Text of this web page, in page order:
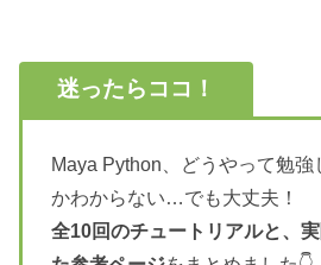
迷ったらココ！
Maya Python、どうやって勉強
かわからない…でも大丈夫！
全10回のチュートリアルと、